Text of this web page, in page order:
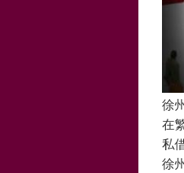
徐
在
私
徐